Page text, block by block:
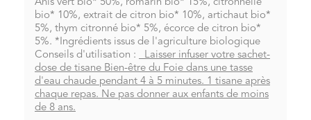
Anis vert bio* 50%, romarin bio* 15%, citronnelle
bio* 10%, extrait de citron bio* 10%, artichaut bio*
5%, thym citronné bio* 5%, écorce de citron bio*
5%. *Ingrédients issus de l'agriculture biologique
Conseils d'utilisation :
Laisser infuser votre sachet-
dose de tisane Bien-être du Foie dans une tasse
d'eau chaude pendant 4 à 5 minutes. 1 tisane après
chaque repas. Ne pas donner aux enfants de moins
de 8 ans.